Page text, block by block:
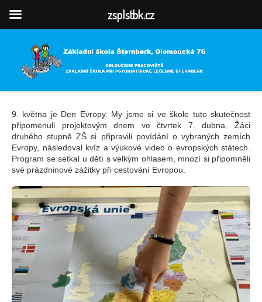
9. května je Den Evropy. My jsme si ve škole tuto skutečnost
připomenuli projektovým dnem ve čtvrtek 7. dubna. Žáci
druhého stupně ZŠ si připravili povídání o vybraných zemích
Evropy, následoval kvíz a výukové video o evropských státech.
Program se setkal u dětí s velkým ohlasem, mnozí si připomněli
své prázdninové zážitky při cestování Evropou.
zsplstbk.cz